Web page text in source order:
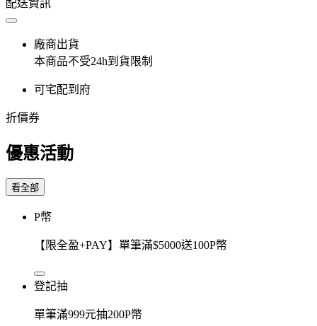
配送資訊
廠商出貨
本商品不受24h到貨限制
可宅配到府
折價券
優惠活動
看全部
P幣
【限全盈+PAY】單筆滿$5000送100P幣
登記抽
單筆滿999元抽200P幣